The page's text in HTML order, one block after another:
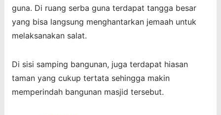
guna. Di ruang serba guna terdapat tangga besar
yang bisa langsung menghantarkan jemaah untuk
melaksanakan salat.
Di sisi samping bangunan, juga terdapat hiasan
taman yang cukup tertata sehingga makin
memperindah bangunan masjid tersebut.